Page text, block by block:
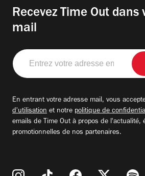
Recevez Time Out dans
mail
Entrez
votre
adresse
En entrant votre adresse mail, vous
d'utilisation et notre politique de
emails de Time Out à propos de l'actualité,
promotionnelles de nos partenaires.